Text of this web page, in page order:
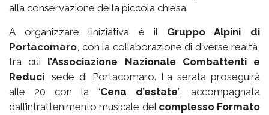
alla conservazione della piccola chiesa.
A organizzare l’iniziativa è il Gruppo Alpini di
Portacomaro, con la collaborazione di diverse realtà,
tra cui l’Associazione Nazionale Combattenti e
Reduci, sede di Portacomaro. La serata proseguirà
alle 20 con la “Cena d’estate”, accompagnata
dall’intrattenimento musicale del complesso Formato